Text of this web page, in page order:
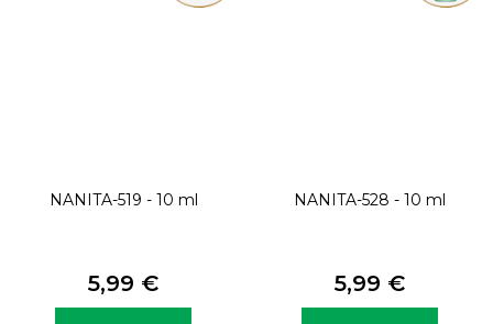
NANITA-519 - 10 ml
5,99 €
NANITA-528 - 10 ml
5,99 €